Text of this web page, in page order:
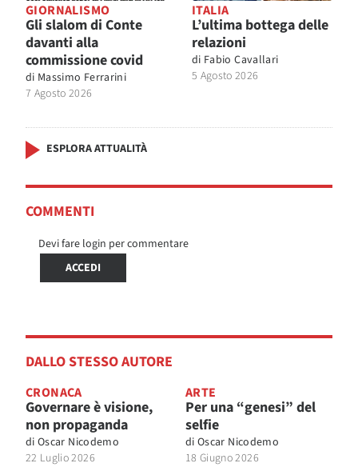
GIORNALISMO
Gli slalom di Conte
davanti alla
commissione covid
di Massimo Ferrarini
7 Agosto 2026
ITALIA
L’ultima bottega delle
relazioni
di Fabio Cavallari
5 Agosto 2026
ESPLORA ATTUALITÀ
COMMENTI
Devi fare login per commentare
ACCEDI
DALLO STESSO AUTORE
CRONACA
Governare è visione,
non propaganda
di Oscar Nicodemo
22 Luglio 2026
ARTE
Per una “genesi” del
selfie
di Oscar Nicodemo
18 Giugno 2026